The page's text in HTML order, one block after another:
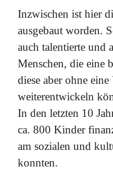
Inzwischen ist hier
ausgebaut worden.
auch talentierte und
Menschen, die eine
diese aber ohne
weiterentwickeln
In den letzten 10
ca. 800 Kinder
am sozialen und
konnten.